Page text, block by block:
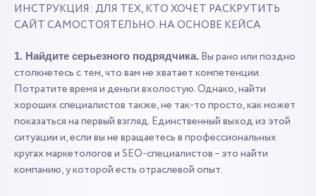
ИНСТРУКЦИЯ: ДЛЯ ТЕХ, КТО ХОЧЕТ РАСКРУТИТЬ
САЙТ САМОСТОЯТЕЛЬНО. НА ОСНОВЕ КЕЙСА
1. Найдите серьезного подрядчика. Вы рано или поздно
столкнетесь с тем, что вам не хватает компетенции.
Потратите время и деньги вхолостую. Однако, найти
хороших специалистов также, не так-то просто, как может
показаться на первый взгляд. Единственный выход из этой
ситуации и, если вы не вращаетесь в профессиональных
кругах маркетологов и SEO-специалистов – это найти
компанию, у которой есть отраслевой опыт.